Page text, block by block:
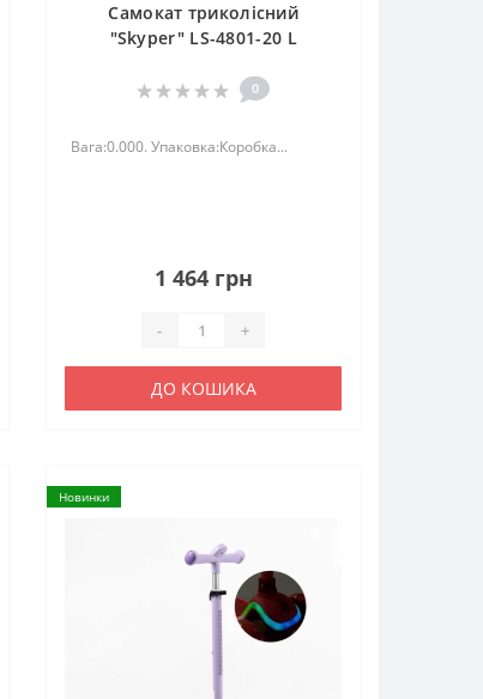
Самокат триколісний
"Skyper" LS-4801-20 L
0
Вага:0.000. Упаковка:Коробка...
1 464 грн
- +
ДО КОШИКА
Новинки